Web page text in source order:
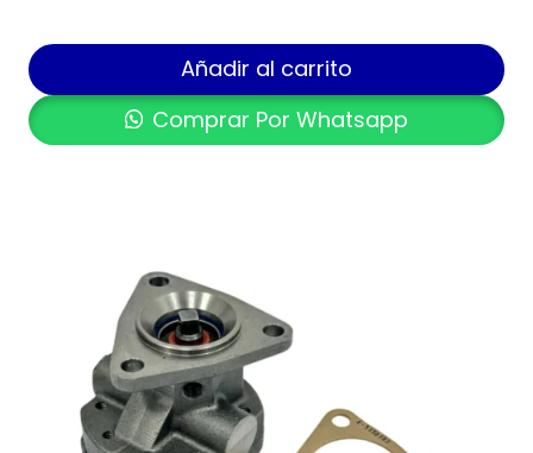
Añadir al carrito
Comprar Por Whatsapp